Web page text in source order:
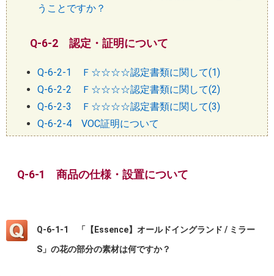
うことですか？
Q-6-2 認定・証明について
Q-6-2-1 Ｆ☆☆☆☆認定書類に関して(1)
Q-6-2-2 Ｆ☆☆☆☆認定書類に関して(2)
Q-6-2-3 Ｆ☆☆☆☆認定書類に関して(3)
Q-6-2-4 VOC証明について
Q-6-1 商品の仕様・設置について
Q-6-1-1 「【Essence】オールドイングランド / ミラー
S」の花の部分の素材は何ですか？